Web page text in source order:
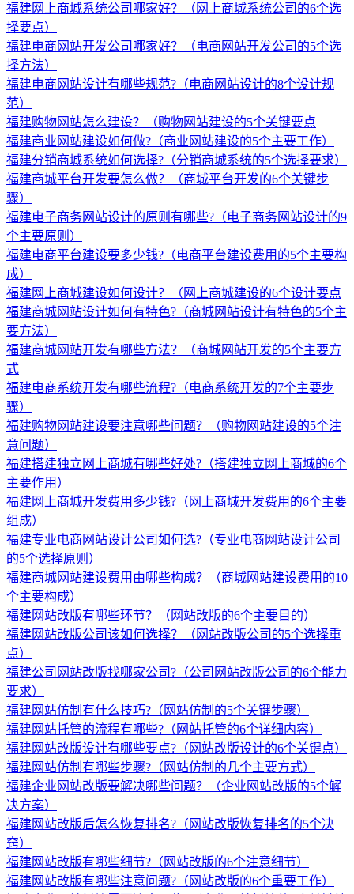
福建网上商城系统公司哪家好？（网上商城系统公司的6个选
择要点）
福建电商网站开发公司哪家好？（电商网站开发公司的5个选
择方法）
福建电商网站设计有哪些规范?（电商网站设计的8个设计规
范）
福建购物网站怎么建设？（购物网站建设的5个关键要点
福建商业网站建设如何做?（商业网站建设的5个主要工作）
福建分销商城系统如何选择?（分销商城系统的5个选择要求）
福建商城平台开发要怎么做？（商城平台开发的6个关键步
骤）
福建电子商务网站设计的原则有哪些?（电子商务网站设计的9
个主要原则）
福建电商平台建设要多少钱?（电商平台建设费用的5个主要构
成）
福建网上商城建设如何设计？（网上商城建设的6个设计要点
福建商城网站设计如何有特色?（商城网站设计有特色的5个主
要方法）
福建商城网站开发有哪些方法？（商城网站开发的5个主要方
式
福建电商系统开发有哪些流程?（电商系统开发的7个主要步
骤）
福建购物网站建设要注意哪些问题？（购物网站建设的5个注
意问题）
福建搭建独立网上商城有哪些好处?（搭建独立网上商城的6个
主要作用）
福建网上商城开发费用多少钱?（网上商城开发费用的6个主要
组成）
福建专业电商网站设计公司如何选?（专业电商网站设计公司
的5个选择原则）
福建商城网站建设费用由哪些构成？（商城网站建设费用的10
个主要构成）
福建网站改版有哪些环节？（网站改版的6个主要目的）
福建网站改版公司该如何选择？（网站改版公司的5个选择重
点）
福建公司网站改版找哪家公司?（公司网站改版公司的6个能力
要求）
福建网站仿制有什么技巧?（网站仿制的5个关键步骤）
福建网站托管的流程有哪些?（网站托管的6个详细内容）
福建网站改版设计有哪些要点?（网站改版设计的6个关键点）
福建网站仿制有哪些步骤?（网站仿制的几个主要方式）
福建企业网站改版要解决哪些问题？（企业网站改版的5个解
决方案）
福建网站改版后怎么恢复排名?（网站改版恢复排名的5个决
窍）
福建网站改版有哪些细节?（网站改版的6个注意细节）
福建网站改版有哪些注意问题?（网站改版的6个重要工作）